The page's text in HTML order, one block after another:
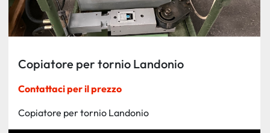
Copiatore per tornio Landonio
Contattaci per il prezzo
Copiatore per tornio Landonio